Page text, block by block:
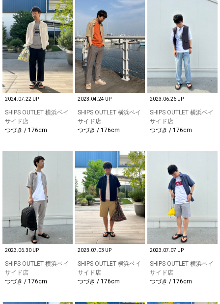
2024.07.22 UP
SHIPS OUTLET 横浜ベイ
サイド店
つづき / 176cm
2023.04.24 UP
SHIPS OUTLET 横浜ベイ
サイド店
つづき / 176cm
2023.06.26 UP
SHIPS OUTLET 横浜ベイ
サイド店
つづき / 176cm
2023.06.30 UP
SHIPS OUTLET 横浜ベイ
サイド店
つづき / 176cm
2023.07.03 UP
SHIPS OUTLET 横浜ベイ
サイド店
つづき / 176cm
2023.07.07 UP
SHIPS OUTLET 横浜ベイ
サイド店
つづき / 176cm